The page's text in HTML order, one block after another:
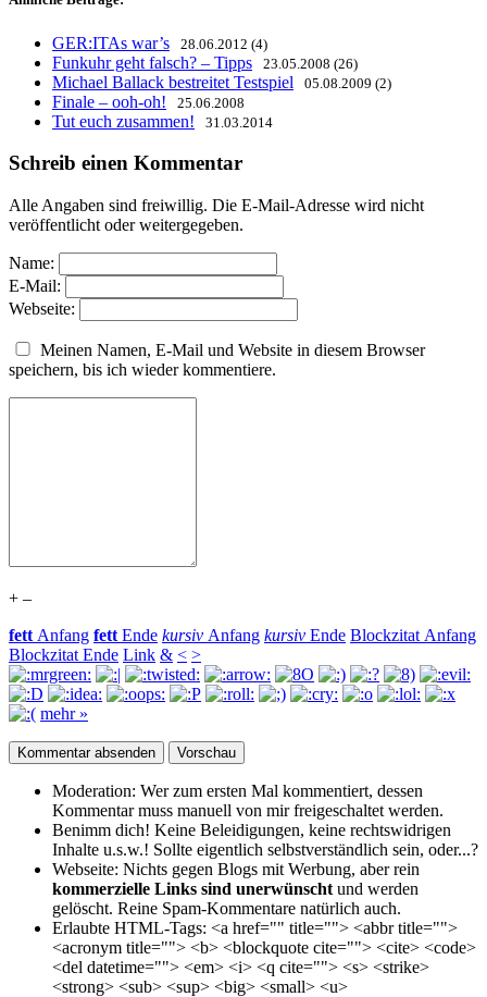
GER:ITAs war’s 28.06.2012 (4)
Funkuhr geht falsch? – Tipps 23.05.2008 (26)
Michael Ballack bestreitet Testspiel 05.08.2009 (2)
Finale – ooh-oh! 25.06.2008
Tut euch zusammen! 31.03.2014
Schreib einen Kommentar
Alle Angaben sind freiwillig. Die E-Mail-Adresse wird nicht
veröffentlicht oder weitergegeben.
Name:
E-Mail:
Webseite:
Meinen Namen, E-Mail und Website in diesem Browser
speichern, bis ich wieder kommentiere.
+ –
fett Anfang fett Ende kursiv Anfang kursiv Ende Blockzitat Anfang
Blockzitat Ende Link & < >
mehr »
Moderation: Wer zum ersten Mal kommentiert, dessen
Kommentar muss manuell von mir freigeschaltet werden.
Benimm dich! Keine Beleidigungen, keine rechtswidrigen
Inhalte u.s.w.! Sollte eigentlich selbst­verständlich sein, oder...?
Webseite: Nichts gegen Blogs mit Werbung, aber rein
kommerzielle Links sind unerwünscht und werden
gelöscht. Reine Spam-Kommentare natürlich auch.
Erlaubte HTML-Tags: <a href="" title=""> <abbr title="">
<acronym title=""> <b> <blockquote cite=""> <cite> <code>
<del datetime=""> <em> <i> <q cite=""> <s> <strike>
<strong> <sub> <sup> <big> <small> <u>